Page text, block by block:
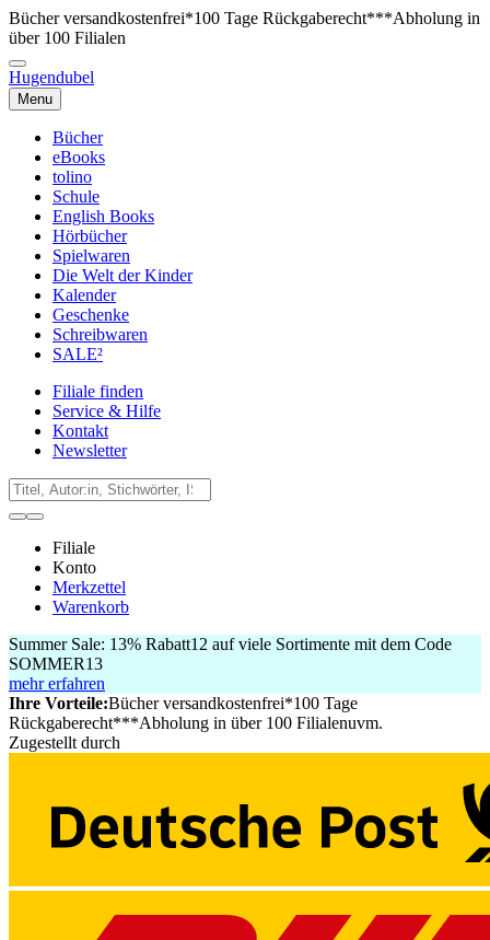
Bücher versandkostenfrei*100 Tage Rückgaberecht***Abholung in
über 100 Filialen
Hugendubel
Menu
Bücher
eBooks
tolino
Schule
English Books
Hörbücher
Spielwaren
Die Welt der Kinder
Kalender
Geschenke
Schreibwaren
SALE²
Filiale finden
Service & Hilfe
Kontakt
Newsletter
Filiale
Konto
Merkzettel
Warenkorb
Summer Sale: 13% Rabatt12 auf viele Sortimente mit dem Code
SOMMER13
mehr erfahren
Ihre Vorteile:Bücher versandkostenfrei*100 Tage
Rückgaberecht***Abholung in über 100 Filialenuvm.
Zugestellt durch